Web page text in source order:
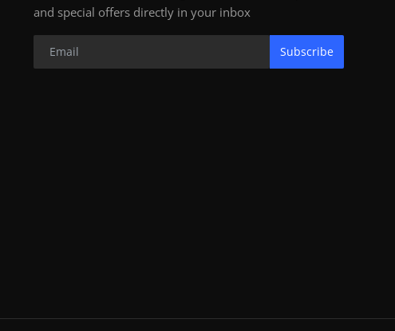
and special offers directly in your inbox
Subscribe